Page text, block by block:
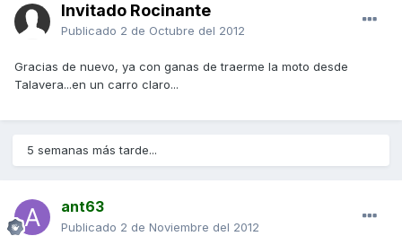
Invitado Rocinante
Publicado 2 de Octubre del 2012
Gracias de nuevo, ya con ganas de traerme la moto desde
Talavera...en un carro claro...
5 semanas más tarde...
ant63
Publicado 2 de Noviembre del 2012